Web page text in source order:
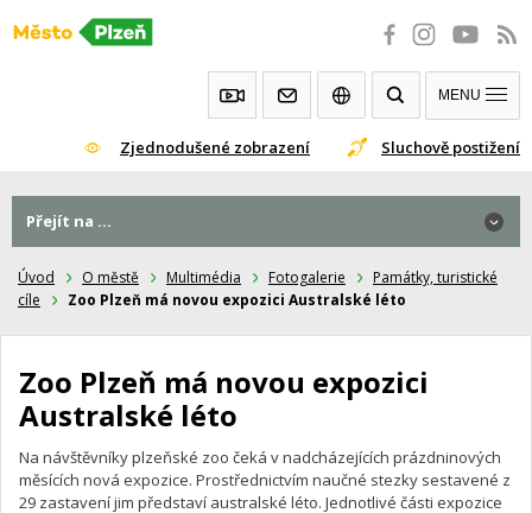
Přeskočit
Zjednodušené zobrazení Sluchově postižení
MENU
Úvod O městě Multimédia Fotogalerie
Památky, turistické
cíle
Zoo Plzeň má novou expozici Australské léto
Zoo Plzeň má novou expozici
Australské léto
Na návštěvníky plzeňské zoo čeká v nadcházejících prázdninových
měsících nová expozice. Prostřednictvím naučné stezky sestavené z
29 zastavení jim představí australské léto. Jednotlivé části expozice
Přejít na ...
Přejít na ...